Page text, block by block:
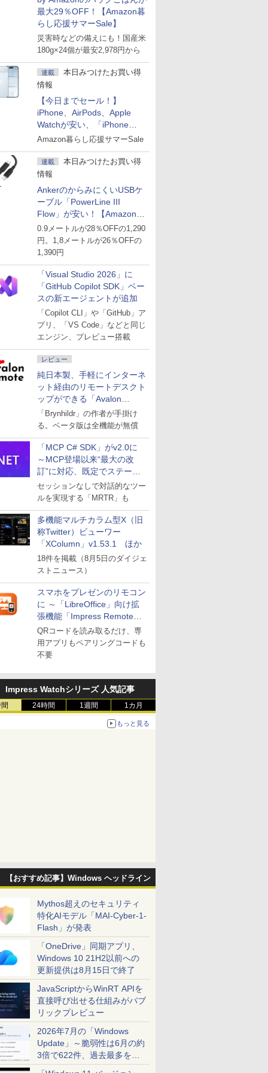
最大29％OFF！【Amazon暮
らし応援サマーSale】
災害時などの備えにも！国産米
180g×24個が最安2,978円から
連載
本日みつけたお買い得
情報
【今日までセール！】
iPhone、AirPods、Apple
Watchが安い、「iPhone
Air」256GB版が139,800円な
Amazon暮らし応援サマーSale
連載
本日みつけたお買い得
情報
AnkerのからみにくいUSBケ
ーブル「PowerLine III
Flow」が安い！【Amazon暮
らし応援サマーSale】
0.9メートルが28％OFFの1,290
円。1,8メートルが26％OFFの
1,390円
「Visual Studio 2026」に
「GitHub Copilot SDK」ベー
スの新エージェントが追加
「Copilot CLI」や「GitHub」ア
プリ、「VS Code」などと同じ
エンジン、プレビュー搭載
レビュー
純日本製、手軽にインターネ
ット経由のリモートデスクト
ップができる「Avalon
remote」
「Brynhildr」の作者が手掛け
る。ベータ版は全機能が無償
「MCP C# SDK」がv2.0に
～MCP登場以来“最大の改
訂”に対応、既定でステート
レスへ
セッションなしで対話的なツー
ルを実現する「MRTR」も
多機能マルチカラム型X（旧
称Twitter）ビューワー
「XColumn」v1.53.1 ほか
18件を掲載（8月5日のダイジェ
ストニュース）
スマホをプレゼンのリモコン
に ～「LibreOffice」向け拡
張機能「Impress Remote」
が公開
QRコードを読み取るだけ、専
用アプリもペアリングコードも
不要
Impress Watchシリーズ 人気記事
24時間 1週間 1カ月
もっと見る
【おすすめ記事】Windows ヘッドライン
Mythos超えのセキュリティ
特化AIモデル「MAI-Cyber-1-
Flash」が発表
「OneDrive」同期アプリ、
Windows 10 21H2以前への
更新提供は8月15日で終了
JavaScriptからWinRT APIを
直接呼び出せる仕組みがパブ
リックプレビュー
2026年7月の「Windows
Update」～脆弱性は6月の約
3倍で622件、過去最多を大
幅に更新